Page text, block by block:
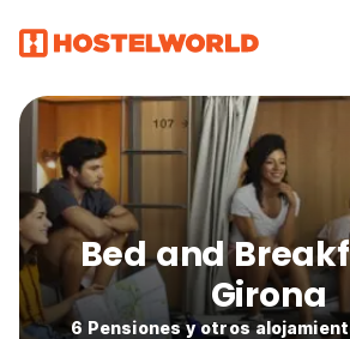
Bed and
Girona
6 Pensiones y otros